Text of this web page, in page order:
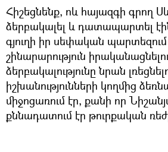
Հիշեցնենք, ոև հայազգի գրող
ձերբակալել և դատապարտել
գյուղի իր սեփական
շինարարություն
ձերբակալությունը նրան
իշխանությունների կողմից
միջոցառում էր, քանի որ
քննադատում էր թուրքական